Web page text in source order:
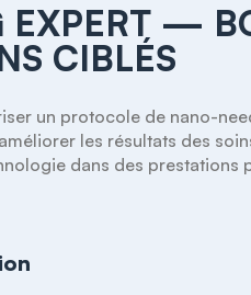
—
CIBLÉS
un protocole de nano-
les résultats des
dans des prestations